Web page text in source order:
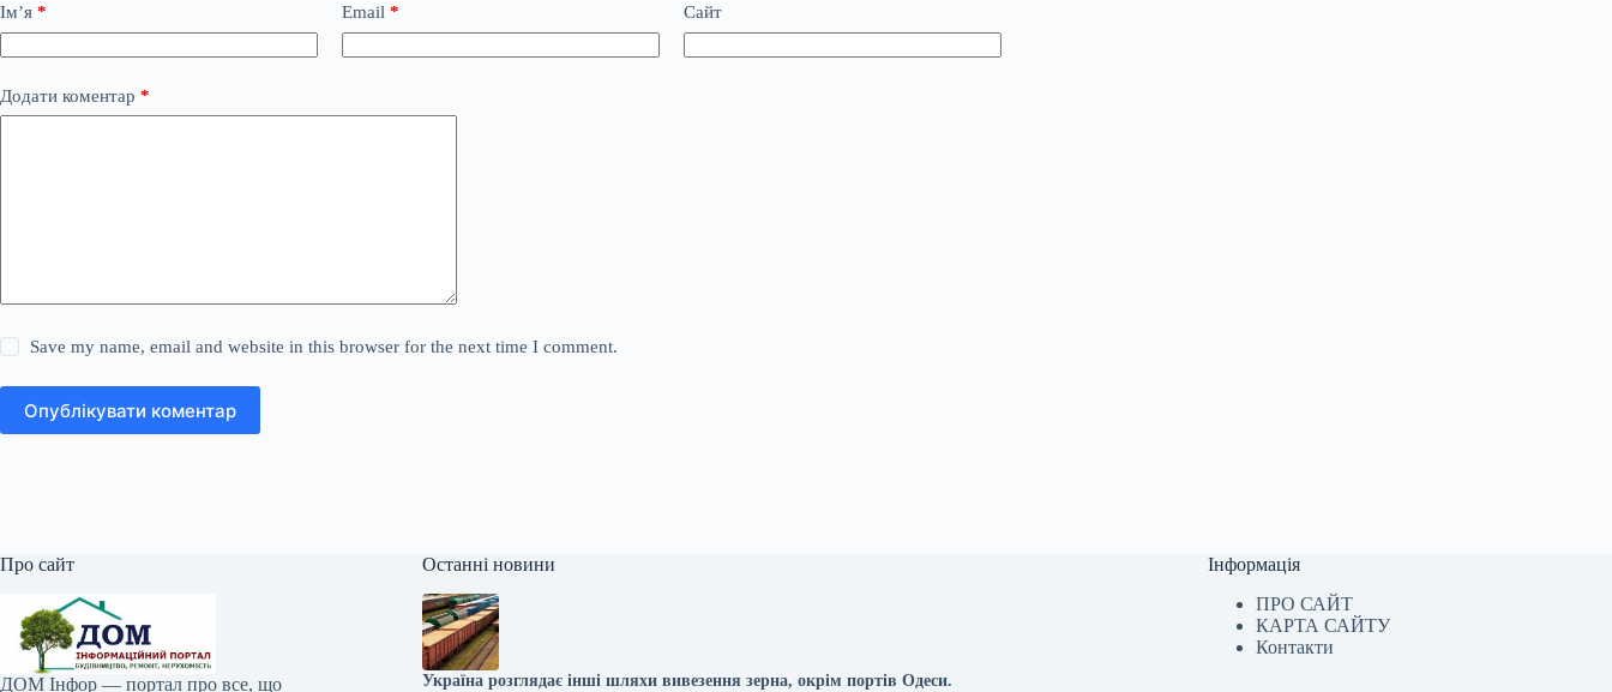
Ім’я * Email * Сайт
Додати коментар *
Save my name, email and website in this browser for the next time I comment.
Опублікувати коментар
Про сайт
ДОМ Інфор — портал про все, що
Останні новини
Україна розглядає інші шляхи вивезення зерна, окрім портів Одеси.
Інформація
ПРО САЙТ
КАРТА САЙТУ
Контакти